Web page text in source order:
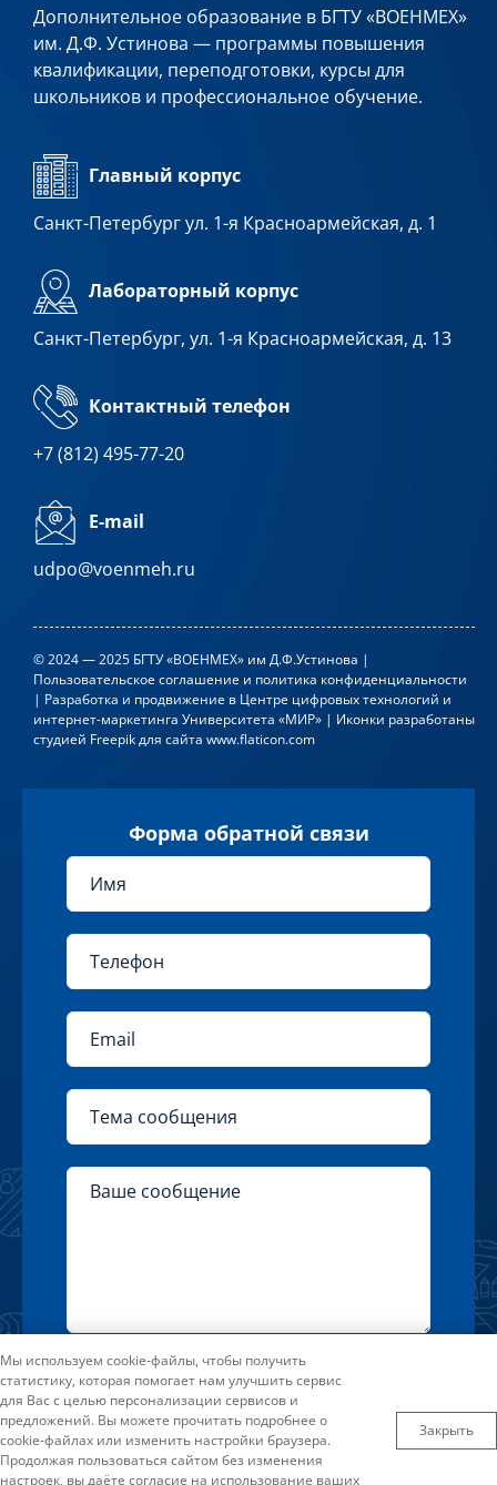
Дополнительное образование в БГТУ «ВОЕНМЕХ»
им. Д.Ф. Устинова — программы повышения
квалификации, переподготовки, курсы для
школьников и профессиональное обучение.
Главный корпус
Санкт-Петербург ул. 1-я Красноармейская, д. 1
Лабораторный корпус
Санкт-Петербург, ул. 1-я Красноармейская, д. 13
Контактный телефон
+7 (812) 495-77-20
E-mail
udpo@voenmeh.ru
© 2024 — 2025 БГТУ «ВОЕНМЕХ» им Д.Ф.Устинова |
Пользовательское соглашение и политика конфиденциальности
| Разработка и продвижение в Центре цифровых технологий и
интернет-маркетинга Университета «МИР» | Иконки разработаны
студией Freepikдля сайта www.flaticon.com
Форма обратной связи
Нажимая на кнопку «Отправить» Вы
соглашаетесь с условиями
Пользовательского соглашения
Мы используем cookie-файлы, чтобы получить
статистику, которая помогает нам улучшить сервис
для Вас с целью персонализации сервисов и
предложений. Вы можете прочитать подробнее о
cookie-файлах или изменить настройки браузера.
Продолжая пользоваться сайтом без изменения
настроек, вы даёте согласие на использование ваших
Закрыть